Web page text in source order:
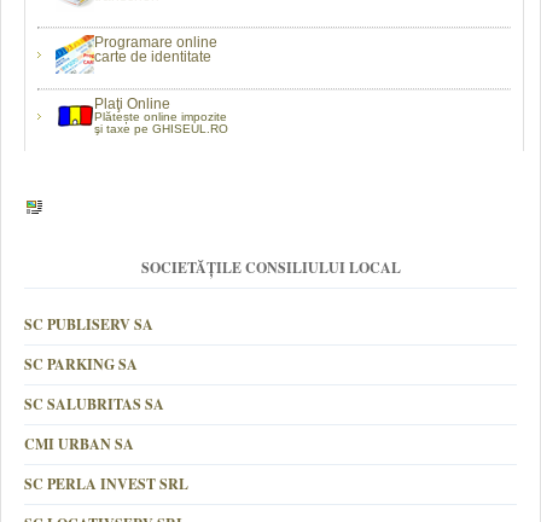
Programare online
carte de identitate
Plaţi Online
Plătește online impozite
şi taxe pe GHISEUL.RO
SOCIETĂȚILE CONSILIULUI LOCAL
SC PUBLISERV SA
SC PARKING SA
SC SALUBRITAS SA
CMI URBAN SA
SC PERLA INVEST SRL